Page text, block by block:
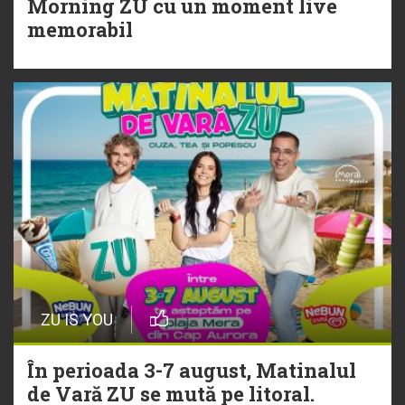
Torpedoul lui Morar: Theo Rose -
Morning ZU cu un moment live
memorabil
ZU IS YOU
În perioada 3-7 august, Matinalul
de Vară ZU se mută pe litoral.